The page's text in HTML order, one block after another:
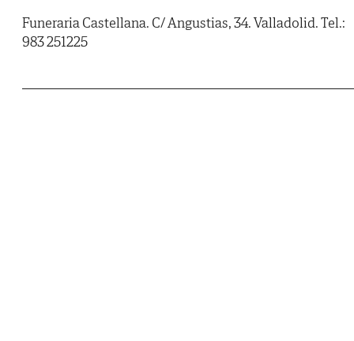
Funeraria Castellana. C/ Angustias, 34. Valladolid. Tel.:
983 251225